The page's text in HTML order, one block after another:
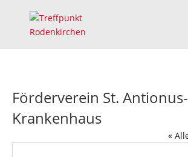
Förderverein St. Antionus-
Krankenhaus
«